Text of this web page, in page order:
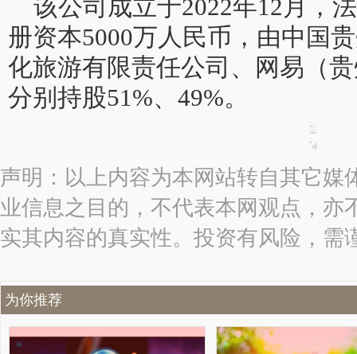
该公司成立于2022年12月，
册资本5000万人民币，由中国
化旅游有限责任公司、网易（
分别持股51%、49%。
声明：以上内容为本网站转自其它媒
业信息之目的，不代表本网观点，亦
实其内容的真实性。投资有风险，需
为你推荐